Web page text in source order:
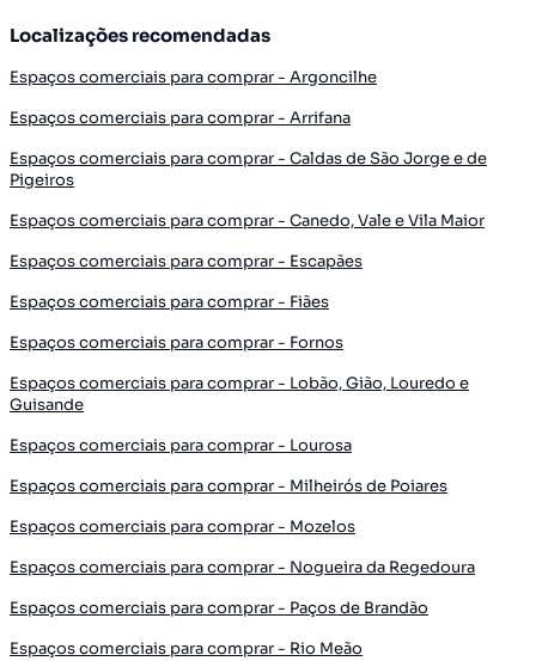
Localizações recomendadas
Espaços comerciais para comprar - Argoncilhe
Espaços comerciais para comprar - Arrifana
Espaços comerciais para comprar - Caldas de São Jorge e de
Pigeiros
Espaços comerciais para comprar - Canedo, Vale e Vila Maior
Espaços comerciais para comprar - Escapães
Espaços comerciais para comprar - Fiães
Espaços comerciais para comprar - Fornos
Espaços comerciais para comprar - Lobão, Gião, Louredo e
Guisande
Espaços comerciais para comprar - Lourosa
Espaços comerciais para comprar - Milheirós de Poiares
Espaços comerciais para comprar - Mozelos
Espaços comerciais para comprar - Nogueira da Regedoura
Espaços comerciais para comprar - Paços de Brandão
Espaços comerciais para comprar - Rio Meão